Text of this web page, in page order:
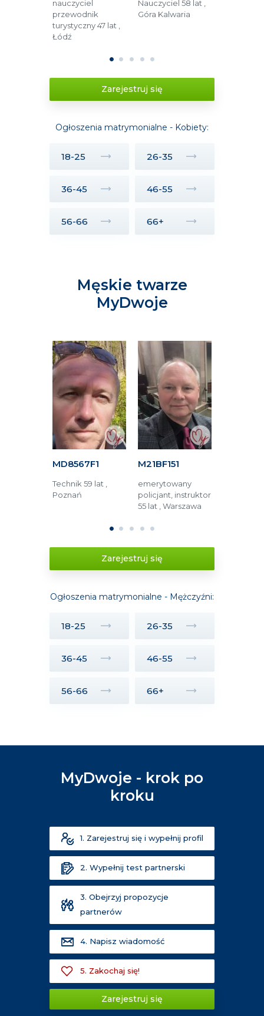
nauczyciel
przewodnik
turystyczny 47 lat ,
Łódź
Nauczyciel 58 lat ,
Góra Kalwaria
1 2 3 4 5
Zarejestruj się
Ogłoszenia matrymonialne - Kobiety:
18-25 26-35
36-45 46-55
56-66 66+
Męskie twarze
MyDwoje
MD8567F1
Technik 59 lat ,
Poznań
M21BF151
emerytowany
policjant, instruktor
55 lat , Warszawa
1 2 3 4 5
Zarejestruj się
Ogłoszenia matrymonialne - Mężczyźni:
18-25 26-35
36-45 46-55
56-66 66+
MyDwoje - krok po
kroku
1. Zarejestruj się i wypełnij profil
2. Wypełnij test partnerski
3. Obejrzyj propozycje
partnerów
4. Napisz wiadomość
5. Zakochaj się!
Zarejestruj się